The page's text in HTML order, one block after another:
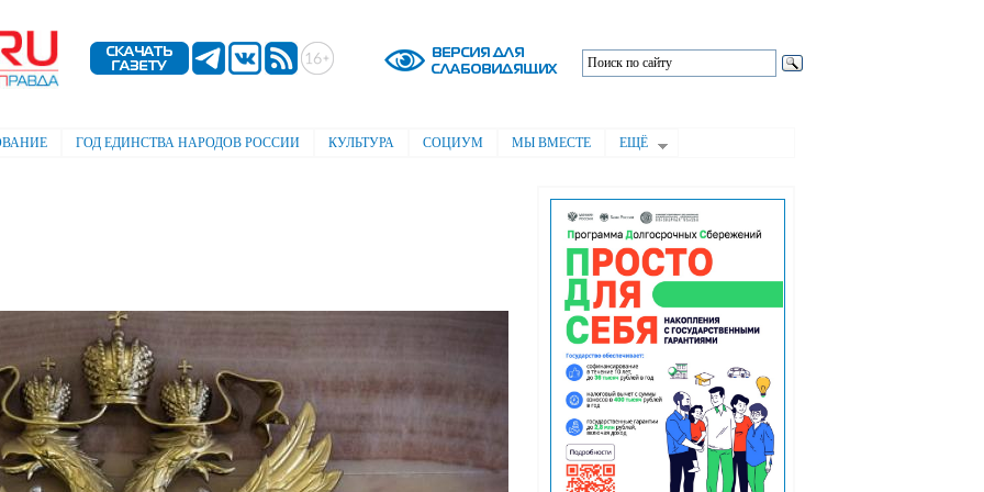
содержанию
ГОД ЕДИНСТВА НАРОДОВ РОССИИ КУЛЬТУРА СОЦИУМ МЫ ВМЕСТЕ ЕЩЁ